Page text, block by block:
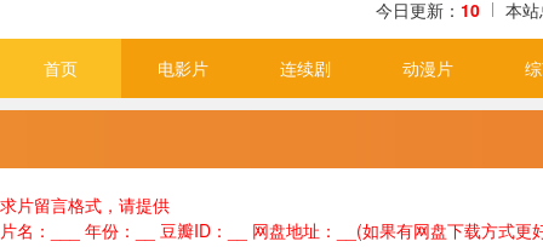
今日更新： 10 本
首页 电影片 连续剧 动漫片
求片留言格式，请提供
片名：___ 年份：__ 豆瓣ID：__ 网盘地址：__(如果有网盘下载方式更